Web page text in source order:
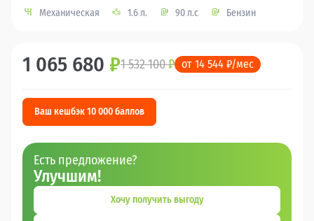
Механическая 1.6 л. 90 л.с Бензин
1 065 680 ₽1 532 100₽ от 14 544 ₽/мес
Ваш кешбэк 10 000 баллов
Есть предложение?
Улучшим!
Хочу получить выгоду